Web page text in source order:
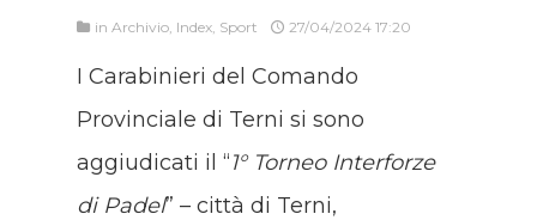
in Archivio Index Sport 27/04/2024 17:20
I Carabinieri del Comando
Provinciale di Terni si sono
aggiudicati il “1° Torneo Interforze
di Padel” – città di Terni,